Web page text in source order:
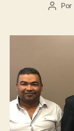
Autor
Por